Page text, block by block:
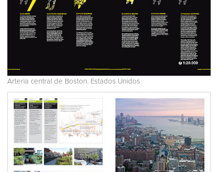
Arteria central de Boston. Estados Unidos